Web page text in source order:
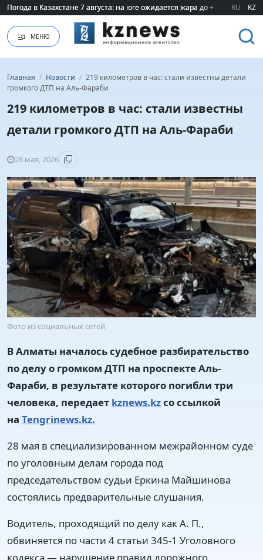
Погода в Казахстане 7 августа: на юге ожидается жара до +40 градусов
Погода в Казахстане 7 августа: на юге ожидается жара до +40 градусов
RU KZ
МЕНЮ
Главная / Новости / 219 километров в час: стали известны детали
громкого ДТП на Аль-Фараби
219 километров в час: стали известны
детали громкого ДТП на Аль-Фараби
28 мая, 2026
Фото из социальных сетей
В Алматы началось судебное разбирательство
по делу о громком ДТП на проспекте Аль-
Фараби, в результате которого погибли три
человека, передает kznews.kzсо ссылкой
на Tengrinews.kz.
28 мая в специализированном межрайонном суде
по уголовным делам города под
председательством судьи Еркина Майшинова
состоялись предварительные слушания.
Водитель, проходящий по делу как А. П.,
обвиняется по части 4 статьи 345-1 Уголовного
кодекса — нарушение правил дорожного